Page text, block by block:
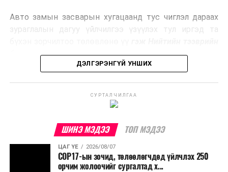
Ийнхүү лаг хатаах, шатаах технологийг лагийн
улсад өргөн ашиглаж байна.
Авто замын засварын хугацаанд тус чиглэл дараах
зураглалын дагуу үйлчилгээ үзүүлэх тул иргэд та
бодлогын газраас мэдээллээ.
ДЭЛГЭРЭНГҮЙ УНШИХ
СУРТАЛЧИЛГАА
ШИНЭ МЭДЭЭ ТОП МЭДЭЭ
ЦАГ ҮЕ 2026/08/07
COP17-ын зочид, төлөөлөгчдөд үйлчлэх 250
орчим жолоочийг сургалтад х...